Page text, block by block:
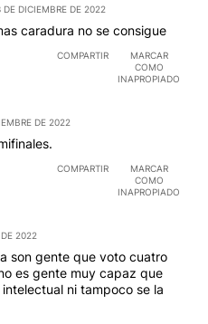
DE DICIEMBRE DE 2022
caradura no se consigue
COMPARTIR
MARCAR
COMO
INAPROPIADO
DE 2022
COMPARTIR
MARCAR
COMO
INAPROPIADO
2022
son gente que voto cuatro
es gente muy capaz que
ni tampoco se la